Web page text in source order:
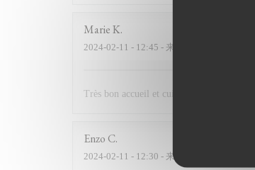
MarieK
2024-02-11 - 12:45 - 来宾 2
Très bon accueil et cuisine excellente.
Enzo C
2024-02-11 - 12:30 - 来宾 2